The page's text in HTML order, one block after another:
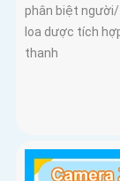
phân biệt
loa dược tích
thanh